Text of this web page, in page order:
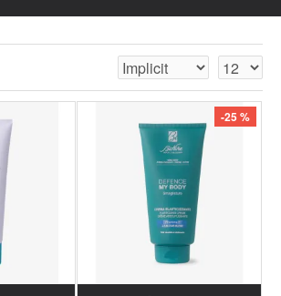
-25 %